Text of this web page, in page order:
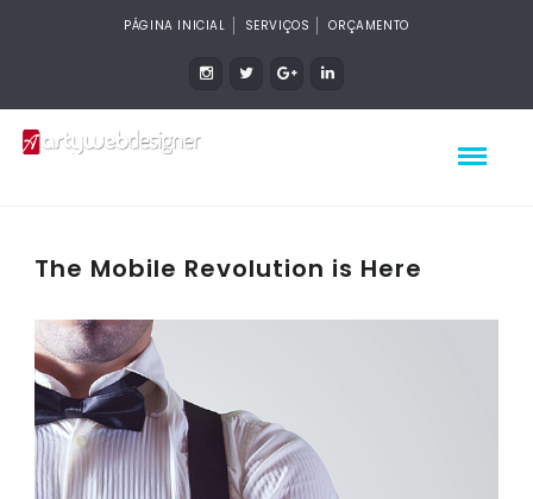
PÁGINA INICIAL SERVIÇOS ORÇAMENTO
The Mobile Revolution is Here